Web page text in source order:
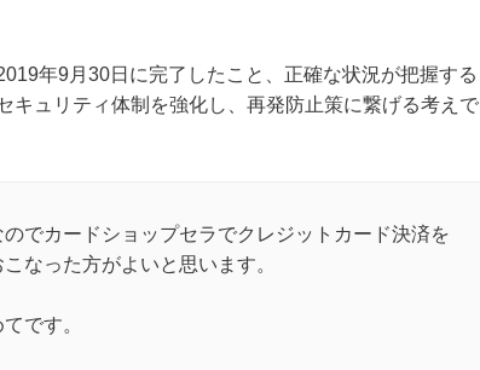
年9月30日に完了したこと、正確な状況が把握する
キュリティ体制を強化し、再発防止策に繋げる考えで
でカードショップセラでクレジットカード決済を
なった方がよいと思います。
です。